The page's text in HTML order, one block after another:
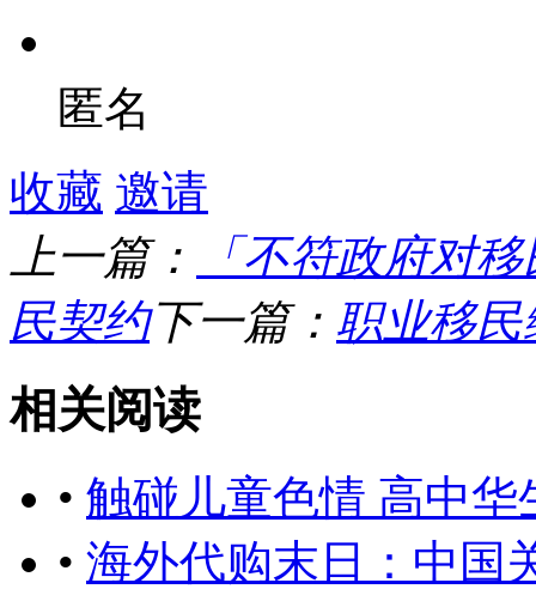
匿名
收藏 邀请
上一篇：
「不符政府对
民契约下一篇： 职业移
相关阅读
• 触碰儿童色情 高中华
• 海外代购末日：中国